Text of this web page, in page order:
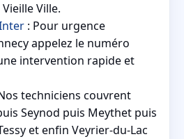
Ville.
: Pour urgence
appelez le numéro
intervention rapide et
techniciens couvrent
Seynod puis Meythet puis
et enfin Veyrier-du-Lac